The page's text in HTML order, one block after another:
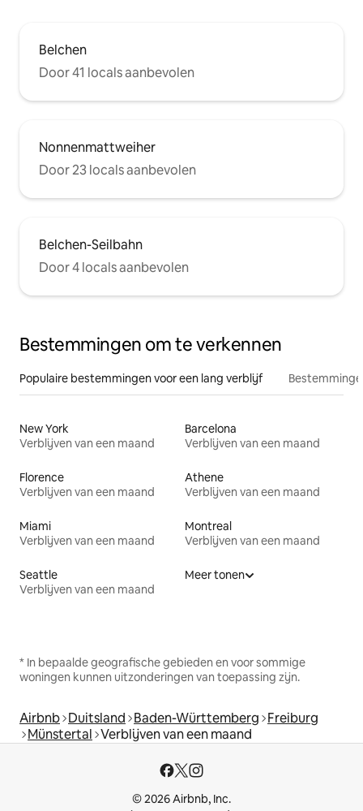
Belchen
Door 41 locals aanbevolen
Nonnenmattweiher
Door 23 locals aanbevolen
Belchen-Seilbahn
Door 4 locals aanbevolen
Bestemmingen om te verkennen
Populaire bestemmingen voor een lang verblijf
New York
Verblijven van een maand
Barcelona
Verblijven van een maand
Florence
Verblijven van een maand
Athene
Verblijven van een maand
Miami
Verblijven van een maand
Montreal
Verblijven van een maand
Seattle
Verblijven van een maand
Meer tonen
* In bepaalde geografische gebieden en voor sommige
woningen kunnen uitzonderingen van toepassing zijn.
Airbnb Duitsland Baden-Württemberg Freiburg
Münstertal Verblijven van een maand
© 2026 Airbnb, Inc.